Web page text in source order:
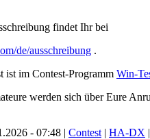
findet Ihr bei
de/ausschreibung .
im Contest-Programm Win-
werden sich über Eure
- 07:48 | Contest | HA-DX |